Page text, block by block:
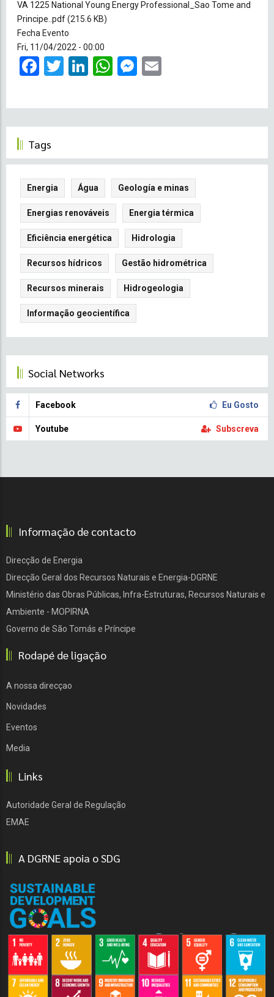
VA 1225 National Young Energy Professional_Sao Tome and
Principe..pdf(215.6 KB)
Fecha Evento
Fri, 11/04/2022 - 00:00
Facebook
Twitter
LinkedIn
WhatsApp
Messenger
Tags
Energia Água Geología e minas
Energias renováveis Energia térmica
Eficiência energética Hidrologia
Recursos hídricos Gestão hidrométrica
Recursos minerais Hidrogeologia
Informação geocientífica
Social Networks
Facebook Eu Gosto
Youtube Subscreva
Informação de contacto
Direcção de Energia
Direcção Geral dos Recursos Naturais e Energia-DGRNE
Ministério das Obras Públicas, Infra-Estruturas, Recursos Naturais e
Ambiente - MOPIRNA
Governo de São Tomás e Príncipe
Rodapé de ligação
A nossa direcçao
Novidades
Eventos
Media
Links
Autoridade Geral de Regulação
EMAE
A DGRNE apoia o SDG